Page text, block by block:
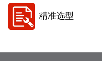
精准选型